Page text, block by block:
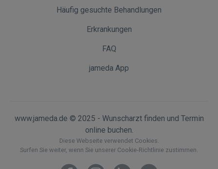
Häufig gesuchte Behandlungen
Erkrankungen
FAQ
jameda App
www.jameda.de © 2025 - Wunscharzt finden und Termin
online buchen.
Diese Webseite verwendet Cookies.
Surfen Sie weiter, wenn Sie unserer Cookie-Richtlinie zustimmen.